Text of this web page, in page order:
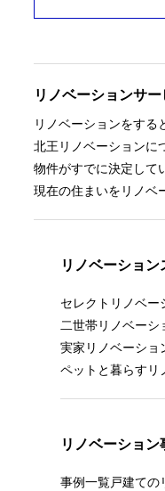
リノベーションサー
リノベーションをする
北王リノベーションに
物件がすでに決定して
現在の住まいをリノベ
リノベーション
セレクトリノベー
二世帯リノベーシ
実家リノベーショ
ペットと暮らすリ
リノベーショ
事例一覧戸建ての